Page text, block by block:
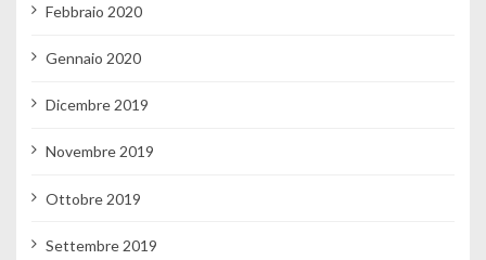
Febbraio 2020
Gennaio 2020
Dicembre 2019
Novembre 2019
Ottobre 2019
Settembre 2019